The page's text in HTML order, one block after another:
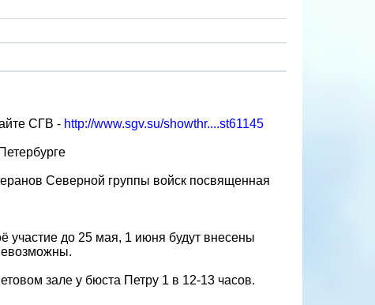
СГВ - http://www.sgv.su/showthr....st61145
Северной группы войск посвященная
участие до 25 мая, 1 июня будут внесены
зале у бюста Петру 1 в 12-13 часов.